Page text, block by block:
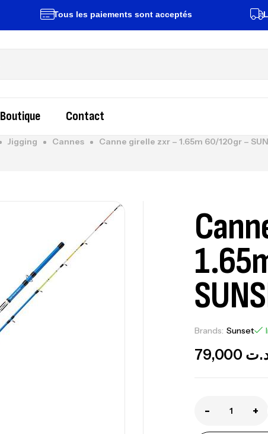
Tous les paiements sont acceptés
Boutique Contact
Jigging Cannes Canne girelle zxr – 1.65m 60/120gr –
Brands: Sunset
79,000
- +